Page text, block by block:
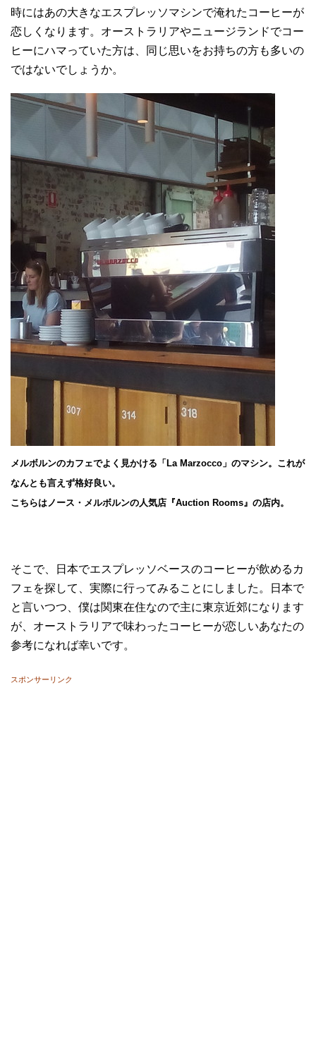
時にはあの大きなエスプレッソマシンで淹れたコーヒーが
恋しくなります。オーストラリアやニュージランドでコー
ヒーにハマっていた方は、同じ思いをお持ちの方も多いの
ではないでしょうか。
メルボルンのカフェでよく見かける「La Marzocco」のマシン。これが
なんとも言えず格好良い。
こちらはノース・メルボルンの人気店『Auction Rooms』の店内。
そこで、日本でエスプレッソベースのコーヒーが飲めるカ
フェを探して、実際に行ってみることにしました。日本で
と言いつつ、僕は関東在住なので主に東京近郊になります
が、オーストラリアで味わったコーヒーが恋しいあなたの
参考になれば幸いです。
スポンサーリンク